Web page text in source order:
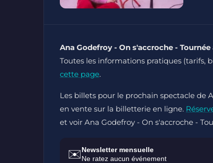
Ana Godefroy - On s'accroche - Tournée
Toutes les informations pratiques (tarifs,
cette page.
Les billets pour le prochain spectacle de
en vente sur la billetterie en ligne.
et voir Ana Godefroy - On s'accroche -
✉️Newsletter mensuelle
Ne ratez aucun événement